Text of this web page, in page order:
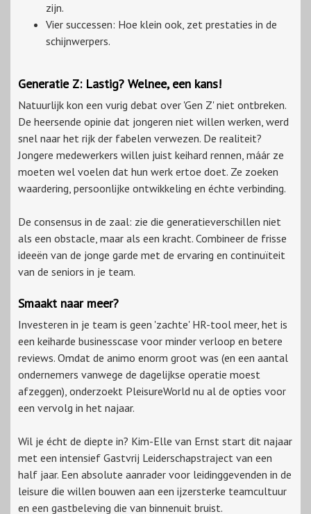
zijn.
Vier successen: Hoe klein ook, zet prestaties in de
schijnwerpers.
Generatie Z: Lastig? Welnee, een kans!
Natuurlijk kon een vurig debat over 'Gen Z' niet ontbreken.
De heersende opinie dat jongeren niet willen werken, werd
snel naar het rijk der fabelen verwezen. De realiteit?
Jongere medewerkers willen juist keihard rennen, máár ze
moeten wel voelen dat hun werk ertoe doet. Ze zoeken
waardering, persoonlijke ontwikkeling en échte verbinding.
De consensus in de zaal: zie die generatieverschillen niet
als een obstacle, maar als een kracht. Combineer de frisse
ideeën van de jonge garde met de ervaring en continuïteit
van de seniors in je team.
Smaakt naar meer?
Investeren in je team is geen 'zachte' HR-tool meer, het is
een keiharde businesscase voor minder verloop en betere
reviews. Omdat de animo enorm groot was (en een aantal
ondernemers vanwege de dagelijkse operatie moest
afzeggen), onderzoekt PleisureWorld nu al de opties voor
een vervolg in het najaar.
Wil je écht de diepte in? Kim-Elle van Ernst start dit najaar
met een intensief Gastvrij Leiderschapstraject van een
half jaar. Een absolute aanrader voor leidinggevenden in de
leisure die willen bouwen aan een ijzersterke teamcultuur
en een gastbeleving die van binnenuit bruist.